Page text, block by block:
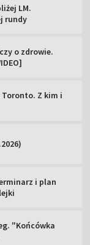
LM.
rundy
o zdrowie.
Z kim i
i plan
"Końcówka